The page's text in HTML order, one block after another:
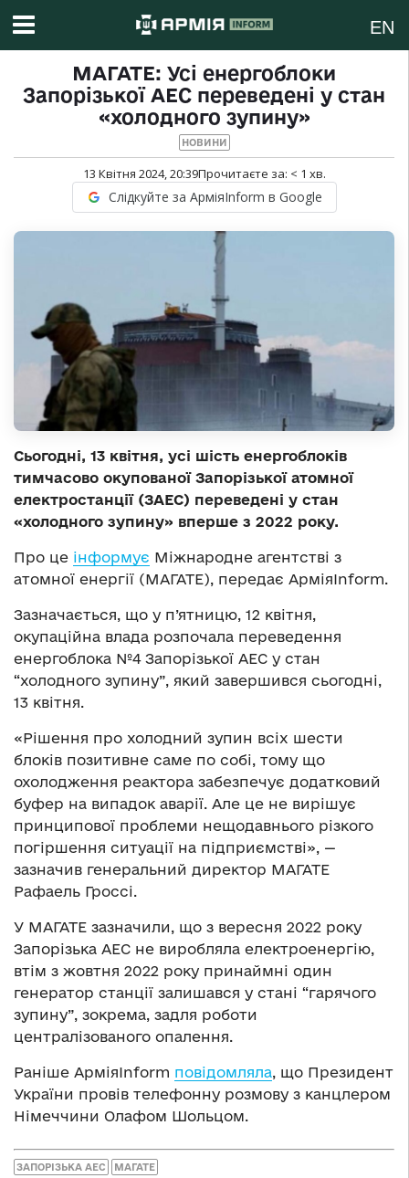
EN
МАГАТЕ: Усі енергоблоки
Запорізької АЕС переведені у стан
«холодного зупину»
НОВИНИ
13 Квітня 2024, 20:39Прочитаєте за: < 1 хв.
Слідкуйте за АрміяInform в Google
Сьогодні, 13 квітня, усі шість енергоблоків
тимчасово окупованої Запорізької атомної
електростанції (ЗАЕС) переведені у стан
«холодного зупину» вперше з 2022 року.
Про це інформує Міжнародне агентстві з
атомної енергії (МАГАТЕ), передає АрміяInform.
Зазначається, що у п’ятницю, 12 квітня,
окупаційна влада розпочала переведення
енергоблока №4 Запорізької АЕС у стан
“холодного зупину”, який завершився сьогодні,
13 квітня.
«Рішення про холодний зупин всіх шести
блоків позитивне саме по собі, тому що
охолодження реактора забезпечує додатковий
буфер на випадок аварії. Але це не вирішує
принципової проблеми нещодавнього різкого
погіршення ситуації на підприємстві», —
зазначив генеральний директор МАГАТЕ
Рафаель Гроссі.
У МАГАТЕ зазначили, що з вересня 2022 року
Запорізька АЕС не виробляла електроенергію,
втім з жовтня 2022 року принаймні один
генератор станції залишався у стані “гарячого
зупину”, зокрема, задля роботи
централізованого опалення.
Раніше АрміяInform повідомляла, що Президент
України провів телефонну розмову з канцлером
Німеччини Олафом Шольцом.
ЗАПОРІЗЬКА АЕС МАГАТЕ